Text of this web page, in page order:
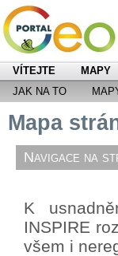
VÍTEJTE MAPY
JAK NA TO
Mapa
Navigace na
K
INSPIRE
všem i